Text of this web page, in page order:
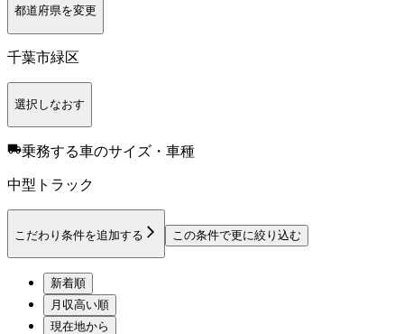
都道府県を変更
千葉市緑区
選択しなおす
乗務する車のサイズ・車種
中型トラック
こだわり条件を追加する この条件で更に絞り込む
新着順
月収高い順
現在地から